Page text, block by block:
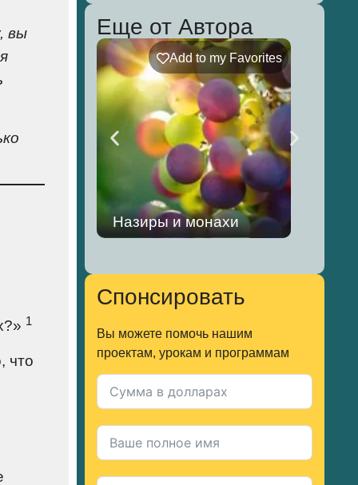
вы
1
что
Еще от Автора
Add to my Favorites
Назиры и монахи
Спонсировать
Вы можете помочь нашим
проектам, урокам и программам